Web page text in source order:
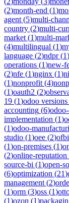
(2)month-end (1)
agent (5)multi-
country (2)multi-
market (1)multi-
(4)multilingual (1)
language (2)ndpr(1)
operations (1)new-
(2)nfe (1)nginx (1)
(1)nonprofit (4)
(1)oauth2 (2)
19 (1)odoo versions
accounting (6)
implementation (1)
(1)odoo-
studio (1)oee (2)
(1)on-premises (1)
(2)online-reputation
source-bi (1)open-
(6)optimization (21)
management (2)
(1)orm (3)oss (1)
(1)ozon (1)